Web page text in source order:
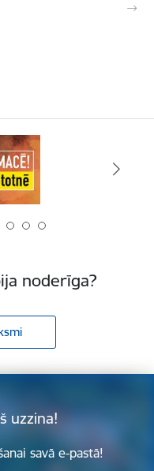
noderīga?
uzzina!
savā e-pastā!